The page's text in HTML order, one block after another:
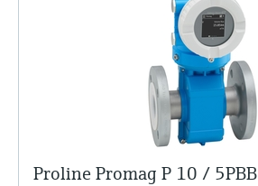
Proline Promag P 10 / 5PBB